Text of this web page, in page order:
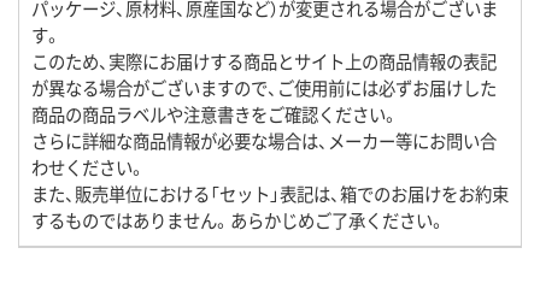
パッケージ、原材料、原産国など）が変更される場合がございま
す。
このため、実際にお届けする商品とサイト上の商品情報の表記
が異なる場合がございますので、ご使用前には必ずお届けした
商品の商品ラベルや注意書きをご確認ください。
さらに詳細な商品情報が必要な場合は、メーカー等にお問い合
わせください。
また、販売単位における「セット」表記は、箱でのお届けをお約束
するものではありません。あらかじめご了承ください。